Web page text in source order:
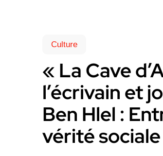
Culture
« La Cave
l’écrivain et
Ben Hlel :
vérité sociale